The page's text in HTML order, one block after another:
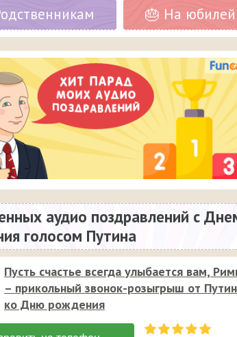
🎂 На юбилей
аудио поздравлений с
голосом Путина
Пусть счастье всегда улыбается вам,
– прикольный звонок-розыгрыш от
ко Дню рождения